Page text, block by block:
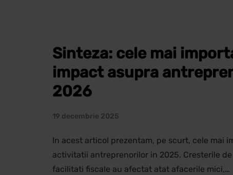
Sinteza: cele mai
impact asupra
2026
19 decembrie 2025
In acest articol prezentam, pe scurt, cele mai
activitatii antreprenorilor in 2025. Cresterile
facilitati fiscale au afectat atat afacerile mici,…